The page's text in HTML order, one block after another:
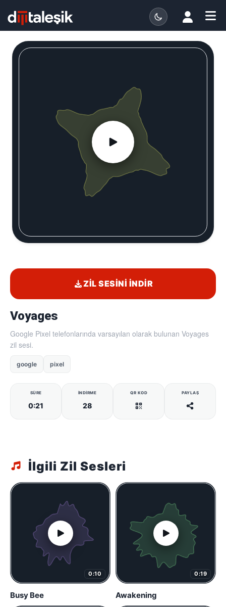
Voyages
Google Pixel telefonlarında varsayılan olarak bulunan Voyages
zil sesi.
google pixel
SÜRE
0:21
İNDIRME
28
QR KOD PAYLAŞ
ZIL SESINI İNDIR
İlgili Zil Sesleri
0:10
Busy Bee
0:19
Awakening